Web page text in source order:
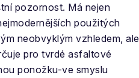
pozornost. Má nejen
použitých
neobvyklým vzhledem, ale
pro tvrdé asfaltové
ponožku-ve smyslu